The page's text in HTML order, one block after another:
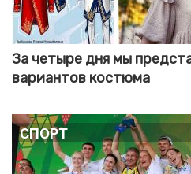
За четыре дня мы
вариантов костюма
Спорт